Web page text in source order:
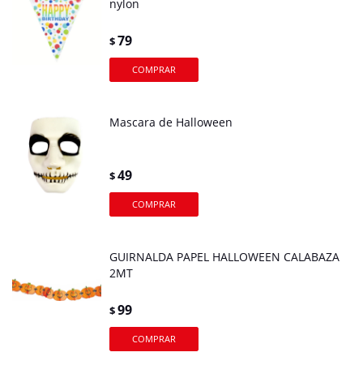
nylon
$79
Mascara de Halloween
$49
GUIRNALDA PAPEL HALLOWEEN CALABAZA
2MT
$99